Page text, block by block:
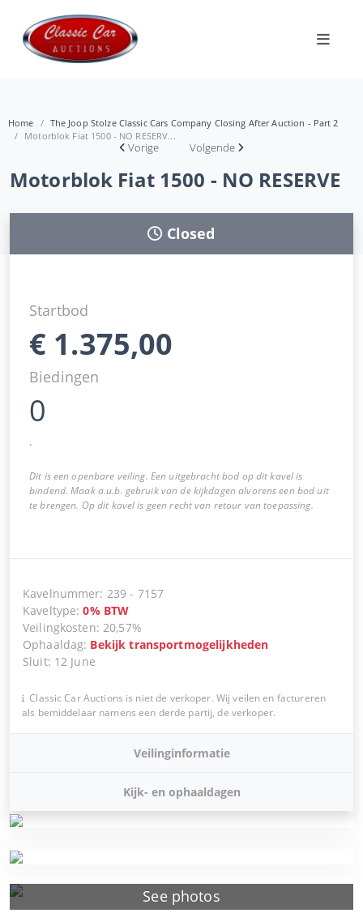
Home
The Joop Stolze Classic Cars Company Closing After Auction - Part 2
Motorblok Fiat 1500 - NO RESERV...
Vorige Volgende
Motorblok Fiat 1500 - NO RESERVE
See photos
Closed
Startbod
€ 1.375,00
Biedingen
0
.
Dit is een openbare veiling. Een uitgebracht bod op dit kavel is
bindend. Maak a.u.b. gebruik van de kijkdagen alvorens een bod uit
te brengen. Op dit kavel is geen recht van retour van toepassing.
Kavelnummer: 239 - 7157
Kaveltype:0% BTW
Veilingkosten:20,57%
Ophaaldag: Bekijk transportmogelijkheden
Sluit: 12 June
Classic Car Auctions is niet de verkoper. Wij veilen en factureren
als bemiddelaar namens een derde partij, de verkoper.
Veilinginformatie
Kijk- en ophaaldagen